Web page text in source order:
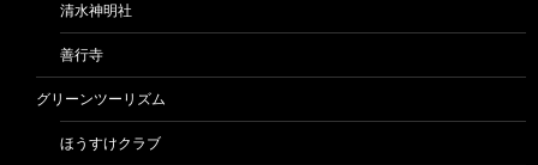
清水神明社
善行寺
グリーンツーリズム
ほうすけクラブ